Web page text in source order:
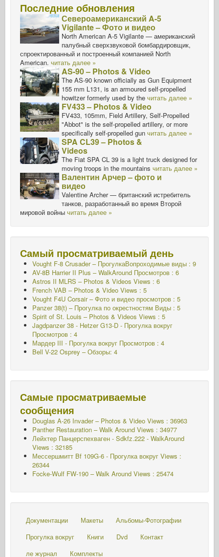
Последние обновления
Североамериканский A-5
Vigilante – Фото и видео
North American A-5 Vigilante — американский
палубный сверхзвуковой бомбардировщик,
спроектированный и построенный компанией North
American. читать далее »
AS-90 – Photos & Video
The AS-90 known officially as Gun Equipment
155 mm L131, is an armoured self-propelled
howitzer formerly used by the читать далее »
FV433 – Photos & Video
FV433, 105mm, Field Artillery, Self-Propelled
"Abbot" is the self-propelled artillery, or more
specifically self-propelled gun читать далее »
SPA CL39 – Photos &
Videos
The Fiat SPA CL 39 is a light truck designed for
moving troops in the mountains читать далее »
Валентин Арчер – фото и
видео
Valentine Archer — британский истребитель
танков, разработанный во время Второй
мировой войны читать далее »
Самый просматриваемый день
Vought F-8 Crusader – ПрогулкаВопроходимые виды : 9
AV-8B Harrier II Plus – WalkAround Просмотров : 6
Astros II MLRS – Photos & Videos Views : 6
French VAB – Photos & Video Views : 5
Vought F4U Corsair – Фото и видео просмотров : 5
Panzer 38(t) – Прогулка по окрестностям Виды : 5
Spirit of St. Louis – Photos & Videos Views : 5
Jagdpanzer 38 - Hetzer G13-D - Прогулка вокруг
Просмотров : 4
Мардер III - Прогулка вокруг Просмотров : 4
Bell V-22 Osprey – Обзоры: 4
Самые просматриваемые
сообщения
Douglas A-26 Invader – Photos & Video Views : 36963
Panther Restauration – Walk Around Views : 34977
Лейхтер Панцерспехваген - Sdkfz.222 - WalkAround
Views : 32185
Мессершмитт Bf 109G-6 - Прогулка вокруг Views :
26344
Focke-Wulf FW-190 – Walk Around Views : 25474
Документации Макеты
Альбомы-Фотографии
Прогулка вокруг
Книги Dvd
Контакт
ле журнал
Комплекты